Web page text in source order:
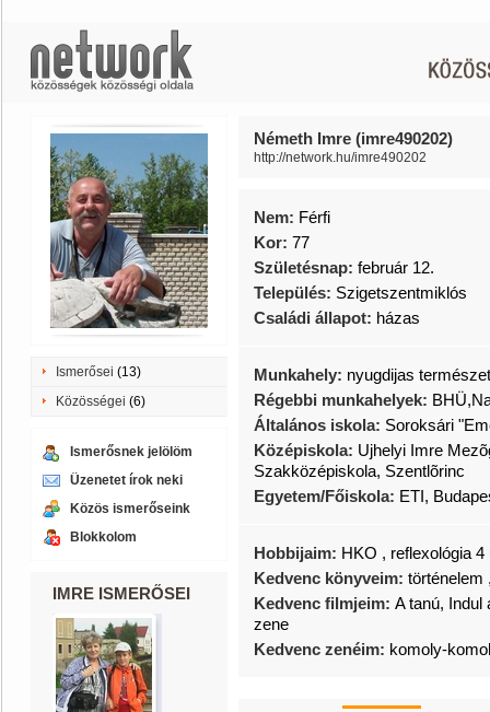
Ismerősei (13)
Közösségei (6)
Ismerősnek jelölöm
Üzenetet írok neki
Közös ismerőseink
Blokkolom
IMRE ISMERŐSEI
Németh Imre (imre490202)
http://network.hu/imre490202
Nem: Férfi
Kor: 77
Születésnap: február 12.
Település: Szigetszentmiklós
Családi állapot: házas
Munkahely: nyugdijas
Régebbi munkahelyek:
Általános iskola: Soroksári
Középiskola: Ujhelyi Imre
Szakközépiskola, Szentlõrinc
Egyetem/Főiskola: ETI,
Hobbijaim: HKO , reflexológia 4
Kedvenc könyveim: történelem
Kedvenc filmjeim: A tanú, Indul
zene
Kedvenc zenéim: komoly-